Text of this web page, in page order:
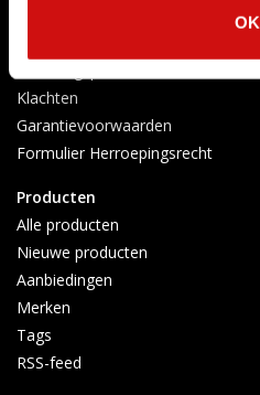
OK
Klachten
Garantievoorwaarden
Formulier Herroepingsrecht
Producten
Alle producten
Nieuwe producten
Aanbiedingen
Merken
Tags
RSS-feed